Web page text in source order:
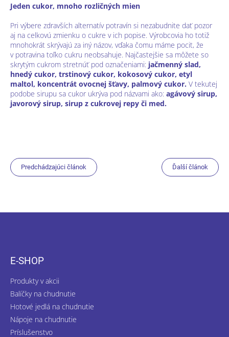
Jeden cukor, mnoho rozličných mien
Pri výbere zdravších alternatív potravín si nezabudnite dať pozor
aj na celkovú zmienku o cukre v ich popise. Výrobcovia ho totiž
mnohokrát skrývajú za iný názov, vďaka čomu máme pocit, že
v potravina toľko cukru neobsahuje. Najčastejšie sa môžete so
skrytým cukrom stretnúť pod označeniami: jačmenný slad,
hnedý cukor, trstinový cukor, kokosový cukor, etyl
maltol, koncentrát ovocnej šťavy, palmový cukor. V tekutej
podobe sirupu sa cukor ukrýva pod názvami ako: agávový sirup,
javorový sirup, sirup z cukrovej repy či med.
Predchádzajúci článok Ďalší článok
E-SHOP
Produkty v akcii
Balíčky na chudnutie
Hotové jedlá na chudnutie
Nápoje na chudnutie
Príslušenstvo